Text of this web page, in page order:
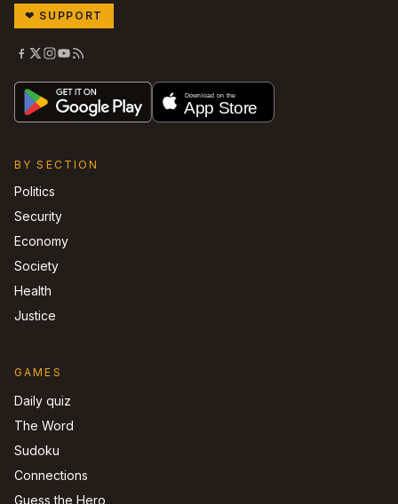
❤ SUPPORT
BY SECTION
Politics
Security
Economy
Society
Health
Justice
GAMES
Daily quiz
The Word
Sudoku
Connections
Guess the Hero